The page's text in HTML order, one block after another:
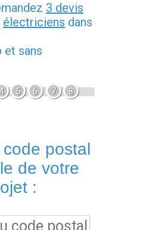
3 devis
électriciens dans
et sans
4 5 6 7 8
postal
de votre
: